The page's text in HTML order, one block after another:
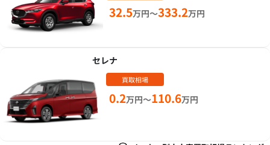
32.5万円～333.2万円
セレナ
買取相場
0.2万円～110.6万円